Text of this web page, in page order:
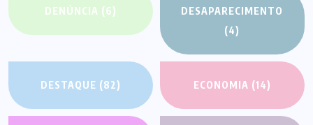
DENÚNCIA (6)
DESAPARECIMENTO
(4)
DESTAQUE (82) ECONOMIA (14)